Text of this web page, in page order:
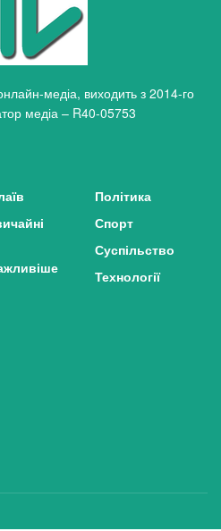
медіа, виходить з 2014-го
медіа – R40-05753
Політика
Спорт
Суспільство
Технології